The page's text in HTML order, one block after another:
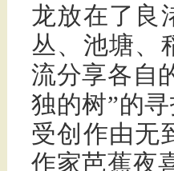
龙放在了良
丛、池塘、
流分享各自
独的树”的
受创作由无
作家芭蕉夜